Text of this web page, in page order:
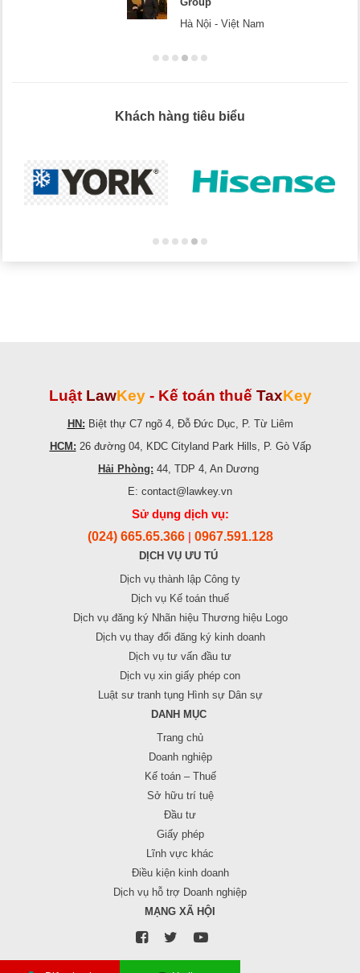
Khách hàng tiêu biểu
Luật LawKey - Kế toán thuế TaxKey
HN: Biệt thự C7 ngõ 4, Đỗ Đức Dục, P. Từ Liêm
HCM: 26 đường 04, KDC Cityland Park Hills, P. Gò Vấp
Hải Phòng: 44, TDP 4, An Dương
E: contact@lawkey.vn
Sử dụng dịch vụ:
(024) 665.65.366 0967.591.128
DỊCH VỤ ƯU TÚ
Dịch vụ thành lập Công ty
Dịch vụ Kế toán thuế
Dịch vụ đăng ký Nhãn hiệu Thương hiệu Logo
Dịch vụ thay đổi đăng ký kinh doanh
Dịch vụ tư vấn đầu tư
Dịch vụ xin giấy phép con
Luật sư tranh tụng Hình sự Dân sự
DANH MỤC
Trang chủ
Doanh nghiệp
Kế toán – Thuế
Sở hữu trí tuệ
Đầu tư
Giấy phép
Lĩnh vực khác
Điều kiện kinh doanh
Dịch vụ hỗ trợ Doanh nghiệp
MẠNG XÃ HỘI